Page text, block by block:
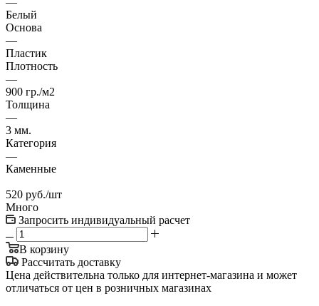
Белый
Основа
—
Пластик
Плотность
—
900 гр./м2
Толщина
—
3 мм.
Категория
—
Каменные
520 руб./шт
Много
Запросить индивидуальный расчет
В корзину
Рассчитать доставку
Цена действительна только для интернет-магазина и может
отличаться от цен в розничных магазинах